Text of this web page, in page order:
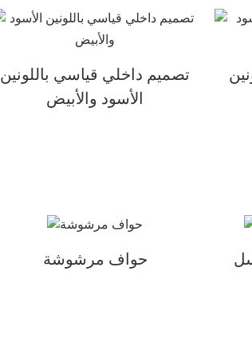
تصميم داخلي قياسي باللونين
الأسود والأبيض
حواف مرشوشة